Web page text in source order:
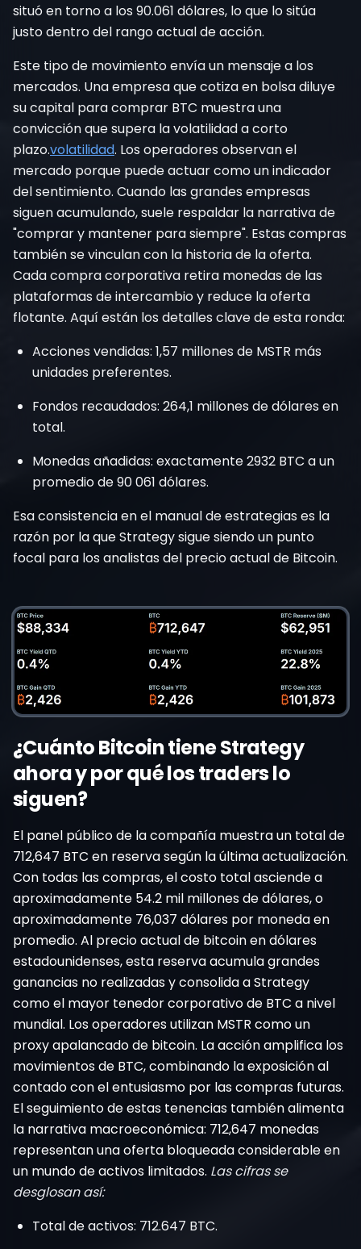
situó en torno a los 90.061 dólares, lo que lo sitúa
justo dentro del rango actual de acción.
Este tipo de movimiento envía un mensaje a los
mercados. Una empresa que cotiza en bolsa diluye
su capital para comprar BTC muestra una
convicción que supera la volatilidad a corto
plazo.volatilidad. Los operadores observan el
mercado porque puede actuar como un indicador
del sentimiento. Cuando las grandes empresas
siguen acumulando, suele respaldar la narrativa de
"comprar y mantener para siempre". Estas compras
también se vinculan con la historia de la oferta.
Cada compra corporativa retira monedas de las
plataformas de intercambio y reduce la oferta
flotante. Aquí están los detalles clave de esta ronda:
Acciones vendidas: 1,57 millones de MSTR más
unidades preferentes.
Fondos recaudados: 264,1 millones de dólares en
total.
Monedas añadidas: exactamente 2932 BTC a un
promedio de 90 061 dólares.
Esa consistencia en el manual de estrategias es la
razón por la que Strategy sigue siendo un punto
focal para los analistas del precio actual de Bitcoin.
¿Cuánto Bitcoin tiene Strategy
ahora y por qué los traders lo
siguen?
El panel público de la compañía muestra un total de
712,647 BTC en reserva según la última actualización.
Con todas las compras, el costo total asciende a
aproximadamente 54.2 mil millones de dólares, o
aproximadamente 76,037 dólares por moneda en
promedio. Al precio actual de bitcoin en dólares
estadounidenses, esta reserva acumula grandes
ganancias no realizadas y consolida a Strategy
como el mayor tenedor corporativo de BTC a nivel
mundial. Los operadores utilizan MSTR como un
proxy apalancado de bitcoin. La acción amplifica los
movimientos de BTC, combinando la exposición al
contado con el entusiasmo por las compras futuras.
El seguimiento de estas tenencias también alimenta
la narrativa macroeconómica: 712,647 monedas
representan una oferta bloqueada considerable en
un mundo de activos limitados. Las cifras se
desglosan así:
Total de activos: 712.647 BTC.